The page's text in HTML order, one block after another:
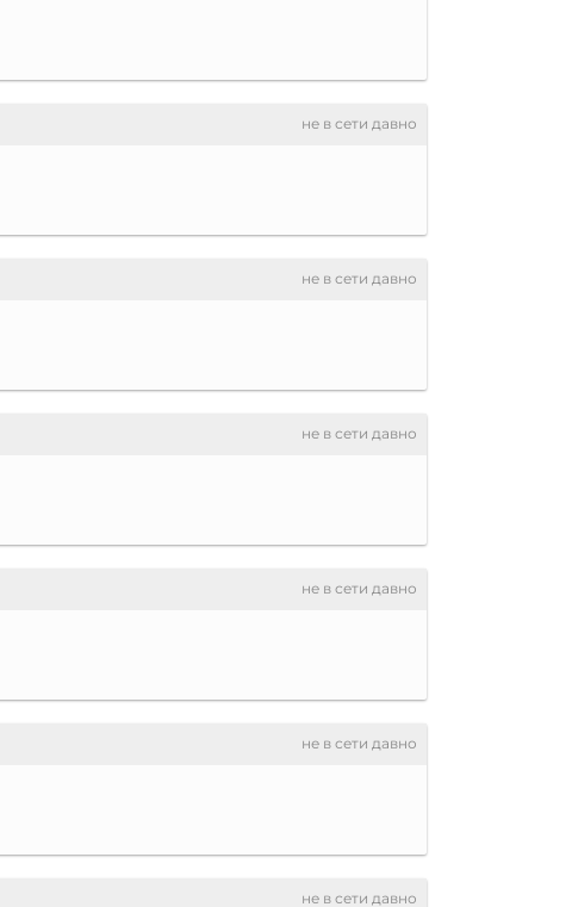
не в сети давно
не в сети давно
не в сети давно
не в сети давно
не в сети давно
не в сети давно